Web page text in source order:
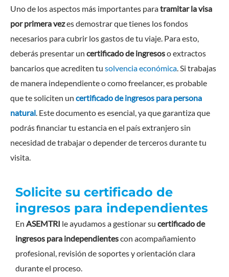
Uno de los aspectos más importantes paratramitar la visa
por primera vezes demostrar que tienes los fondos
necesarios para cubrir los gastos de tu viaje. Para esto,
deberás presentar un certificado de ingresoso extractos
bancarios que acrediten tu solvencia económica. Si trabajas
de manera independiente o como freelancer, es probable
que te soliciten un certificado de ingresos para persona
natural. Este documento es esencial, ya que garantiza que
podrás financiar tu estancia en el país extranjero sin
necesidad de trabajar o depender de terceros durante tu
visita.
Solicite su certificado de
ingresos para independientes
En ASEMTRI le ayudamos a gestionar su certificado de
ingresos para independientescon acompañamiento
profesional, revisión de soportes y orientación clara
durante el proceso.